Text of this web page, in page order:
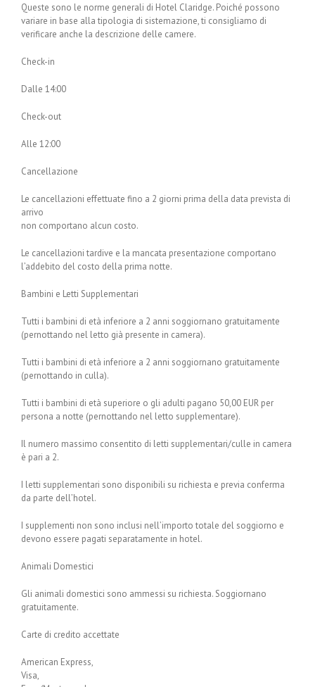
Queste sono le norme generali di Hotel Claridge. Poiché possono
variare in base alla tipologia di sistemazione, ti consigliamo di
verificare anche la descrizione delle camere.
Check-in
Dalle 14:00
Check-out
Alle 12:00
Cancellazione
Le cancellazioni effettuate fino a 2 giorni prima della data prevista di
arrivo
non comportano alcun costo.
Le cancellazioni tardive e la mancata presentazione comportano
l’addebito del costo della prima notte.
Bambini e Letti Supplementari
Tutti i bambini di età inferiore a 2 anni soggiornano gratuitamente
(pernottando nel letto già presente in camera).
Tutti i bambini di età inferiore a 2 anni soggiornano gratuitamente
(pernottando in culla).
Tutti i bambini di età superiore o gli adulti pagano 50,00 EUR per
persona a notte (pernottando nel letto supplementare).
Il numero massimo consentito di letti supplementari/culle in camera
è pari a 2.
I letti supplementari sono disponibili su richiesta e previa conferma
da parte dell’hotel.
I supplementi non sono inclusi nell’importo totale del soggiorno e
devono essere pagati separatamente in hotel.
Animali Domestici
Gli animali domestici sono ammessi su richiesta. Soggiornano
gratuitamente.
Carte di credito accettate
American Express,
Visa,